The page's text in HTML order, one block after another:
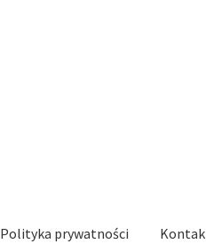
Polityka prywatności